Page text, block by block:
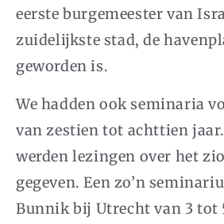
eerste burgemeester van
zuidelijkste stad, de
geworden is.
We hadden ook seminaria
van zestien tot achttien
werden lezingen over het
gegeven. Een zo’n
Bunnik bij Utrecht van 3 tot